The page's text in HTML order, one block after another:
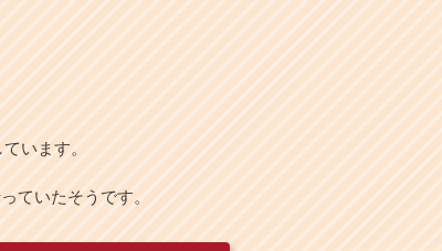
います。
ていたそうです。